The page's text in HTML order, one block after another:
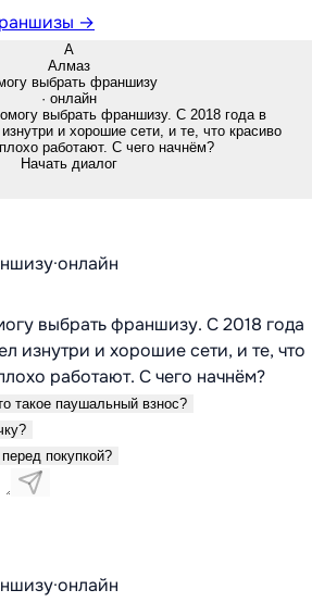
→
А
Алмаз
выбрать франшизу
· онлайн
выбрать франшизу. С 2018 года в
и хорошие сети, и те, что красиво
работают. С чего начнём?
Начать диалог
·онлайн
выбрать франшизу. С 2018 года
изнутри и хорошие сети, и те, что
работают. С чего начнём?
такое паушальный взнос?
покупкой?
·онлайн